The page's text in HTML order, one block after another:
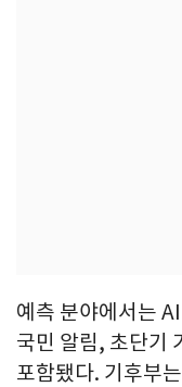
예측 분야에서는
국민 알림, 초단기
포함됐다. 기후부